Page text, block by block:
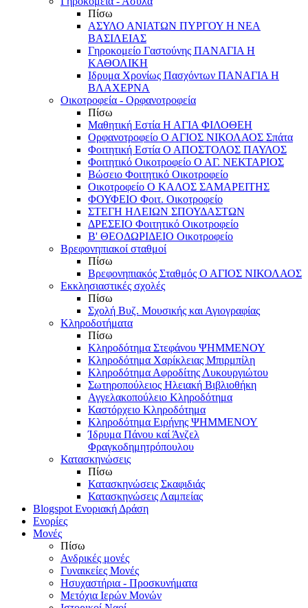
Πίσω
ΑΣΥΛΟ ΑΝΙΑΤΩΝ ΠΥΡΓΟΥ Η ΝΕΑ
ΒΑΣΙΛΕΙΑΣ
Γηροκομείο Γαστούνης ΠΑΝΑΓΙΑ Η
ΚΑΘΟΛΙΚΗ
Ιδρυμα Χρονίως Πασχόντων ΠΑΝΑΓΙΑ Η
ΒΛΑΧΕΡΝΑ
Οικοτροφεία - Ορφανοτροφεία
Πίσω
Μαθητική Εστία Η ΑΓΙΑ ΦΙΛΟΘΕΗ
Ορφανοτροφείο Ο ΑΓΙΟΣ ΝΙΚΟΛΑΟΣ Σπάτα
Φοιτητική Εστία Ο ΑΠΟΣΤΟΛΟΣ ΠΑΥΛΟΣ
Φοιτητικό Οικοτροφείο Ο ΑΓ. ΝΕΚΤΑΡΙΟΣ
Βώσειο Φοιτητικό Οικοτροφείο
Οικοτροφείο Ο ΚΑΛΟΣ ΣΑΜΑΡΕΙΤΗΣ
ΦΟΥΦΕΙΟ Φοιτ. Οικοτροφείο
ΣΤΕΓΗ ΗΛΕΙΩΝ ΣΠΟΥΔΑΣΤΩΝ
ΔΡΕΣΕΙΟ Φοιτητικό Οικοτροφείο
Β' ΘΕΟΔΩΡΙΔΕΙΟ Οικοτροφείο
Βρεφονηπιακοί σταθμοί
Πίσω
Βρεφονηπιακός Σταθμός Ο ΑΓΙΟΣ ΝΙΚΟΛΑΟΣ
Εκκλησιαστικές σχολές
Πίσω
Σχολή Βυζ. Μουσικής και Αγιογραφίας
Κληροδοτήματα
Πίσω
Κληροδότημα Στεφάνου ΨΗΜΜΕΝΟΥ
Κληροδότημα Χαρίκλειας Μπιρμπίλη
Κληροδότημα Αφροδίτης Λυκουργιώτου
Σωτηροπούλειος Ηλειακή Βιβλιοθήκη
Αγγελακοπούλειο Κληροδότημα
Καστόρχειο Κληροδότημα
Κληροδότημα Ειρήνης ΨΗΜΜΕΝΟΥ
Ίδρυμα Πάνου καί Άνζελ
Φραγκοδημητρόπουλου
Κατασκηνώσεις
Πίσω
Κατασκηνώσεις Σκαφιδιάς
Κατασκηνώσεις Λαμπείας
Blogspot Ενοριακή Δράση
Ενορίες
Μονές
Πίσω
Ανδρικές μονές
Γυναικείες Μονές
Ησυχαστήρια - Προσκυνήματα
Μετόχια Ιερών Μονών